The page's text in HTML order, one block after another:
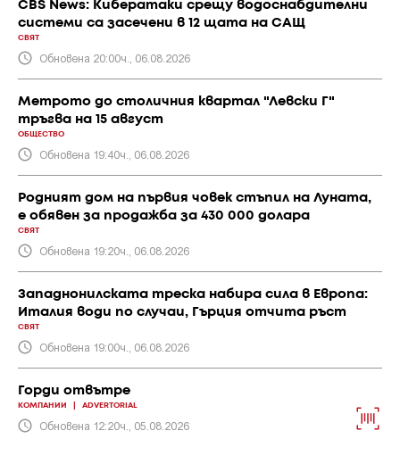
CBS News: Кибератаки срещу водоснабдителни
системи са засечени в 12 щата на САЩ
СВЯТ
Обновена 20:00ч., 06.08.2026
Метрото до столичния квартал "Левски Г"
тръгва на 15 август
ОБЩЕСТВО
Обновена 19:40ч., 06.08.2026
Родният дом на първия човек стъпил на Луната,
е обявен за продажба за 430 000 долара
СВЯТ
Обновена 19:20ч., 06.08.2026
Западнонилската треска набира сила в Европа:
Италия води по случаи, Гърция отчита ръст
СВЯТ
Обновена 19:00ч., 06.08.2026
Горди отвътре
КОМПАНИИ ADVERTORIAL
Обновена 12:20ч., 05.08.2026